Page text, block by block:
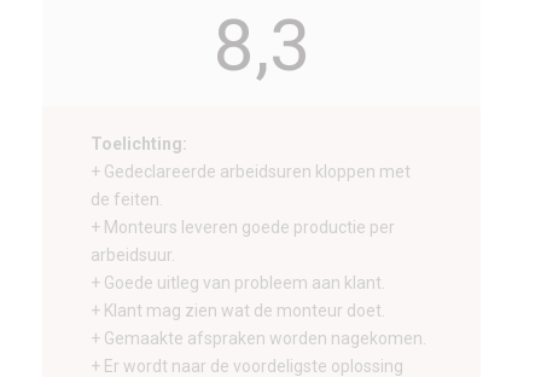
8,3
Toelichting:
+ Gedeclareerde arbeidsuren kloppen met
de feiten.
+ Monteurs leveren goede productie per
arbeidsuur.
+ Goede uitleg van probleem aan klant.
+ Klant mag zien wat de monteur doet.
+ Gemaakte afspraken worden nagekomen.
+ Er wordt naar de voordeligste oplossing